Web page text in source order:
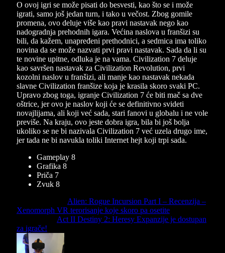
O ovoj igri se može pisati do besvesti, kao što se i može
igrati, samo još jedan turn, i tako u večost. Zbog gomile
promena, ovo deluje više kao pravi nastavak nego kao
nadogradnja prehodnih igara. Većina naslova u franšizi su
bili, da kažem, unapređeni prethodnici, a sedmica ima toliko
novina da se može nazvati prvi pravi nastavak. Sada da li su
te novine upitne, odluka je na vama. Civilization 7 deluje
kao savršen nastavak za Civilization Revolution, prvi
kozolni naslov u franšizi, ali manje kao nastavak nekada
slavne Civilization franšize koja je krasila skoro svaki PC.
Upravo zbog toga, igranje Civilization 7 će biti mač sa dve
oštrice, jer ovo je naslov koji će se definitivno svideti
novajlijama, ali koji već sada, stari fanovi u globalu i ne vole
previše. Na kraju, ovo jeste dobra igra, bila bi još bolja
ukoliko se ne bi nazivala Civilization 7 već uzela drugo ime,
jer tada ne bi navukla toliki Internet hejt koji trpi sada.
Gameplay 8
Grafika 8
Priča 7
Zvuk 8
Alien: Rogue Incursion Part I – Recenzija –
Xenomorph VR terorisanje koje skoro pa osetite
Act II Destiny 2: Heresy Expanzije je dostupan
za igrače!